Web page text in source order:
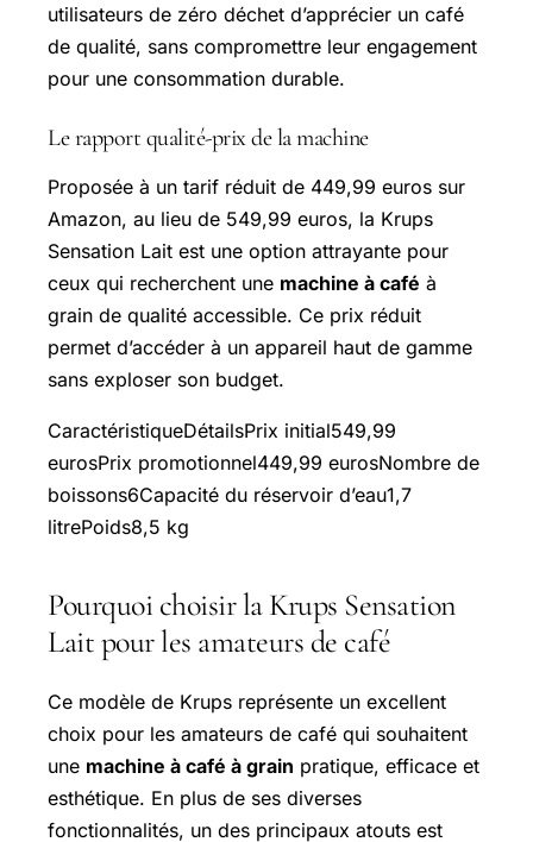
utilisateurs de zéro déchet d’apprécier un café
de qualité, sans compromettre leur engagement
pour une consommation durable.
Le rapport qualité-prix de la machine
Proposée à un tarif réduit de 449,99 euros sur
Amazon, au lieu de 549,99 euros, la Krups
Sensation Lait est une option attrayante pour
ceux qui recherchent une machine à café à
grain de qualité accessible. Ce prix réduit
permet d’accéder à un appareil haut de gamme
sans exploser son budget.
CaractéristiqueDétailsPrix initial549,99
eurosPrix promotionnel449,99 eurosNombre de
boissons6Capacité du réservoir d’eau1,7
litrePoids8,5 kg
Pourquoi choisir la Krups Sensation
Lait pour les amateurs de café
Ce modèle de Krups représente un excellent
choix pour les amateurs de café qui souhaitent
une machine à café à grain pratique, efficace et
esthétique. En plus de ses diverses
fonctionnalités, un des principaux atouts est